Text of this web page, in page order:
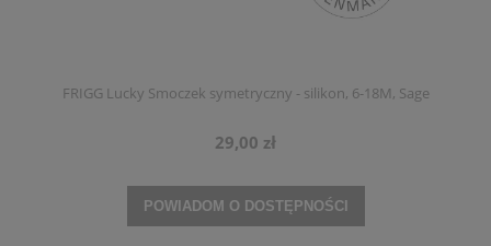
FRIGG Lucky Smoczek symetryczny - silikon, 6-18M, Sage
29,00 zł
POWIADOM O DOSTĘPNOŚCI